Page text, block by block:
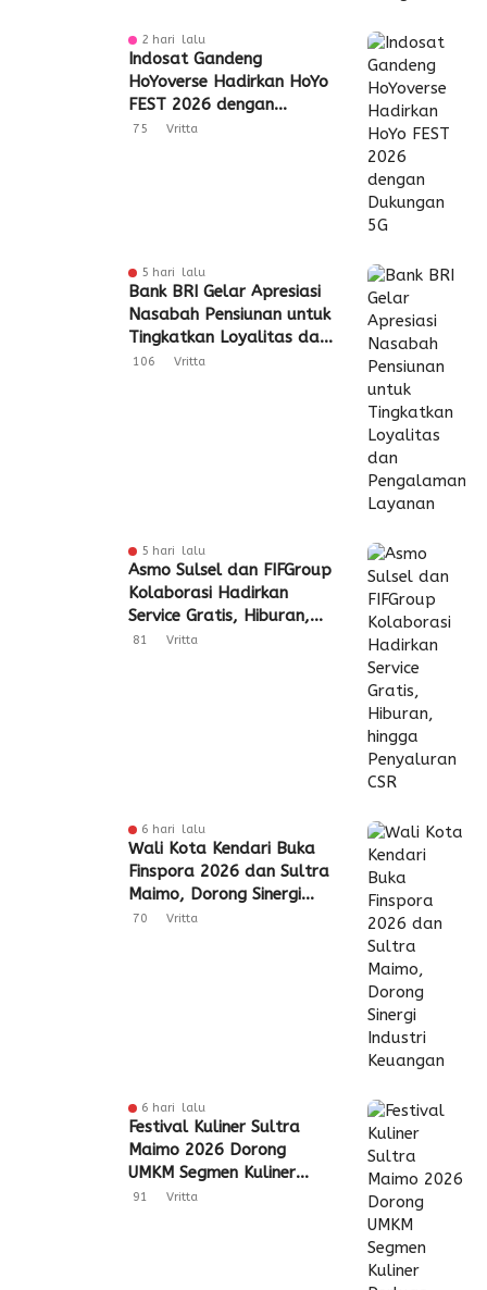
2 hari lalu
Indosat Gandeng
HoYoverse Hadirkan HoYo
FEST 2026 dengan
Dukungan 5G
75 Vritta
5 hari lalu
Bank BRI Gelar Apresiasi
Nasabah Pensiunan untuk
Tingkatkan Loyalitas dan
Pengalaman Layanan
106 Vritta
5 hari lalu
Asmo Sulsel dan FIFGroup
Kolaborasi Hadirkan
Service Gratis, Hiburan,
hingga Penyaluran CSR
81 Vritta
6 hari lalu
Wali Kota Kendari Buka
Finspora 2026 dan Sultra
Maimo, Dorong Sinergi
Industri Keuangan
70 Vritta
6 hari lalu
Festival Kuliner Sultra
Maimo 2026 Dorong
UMKM Segmen Kuliner
Perluas Akses Pasar
91 Vritta